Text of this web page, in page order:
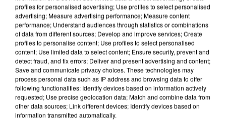
APRÈS TOUTES CES CANICULES, LES REFUGES
DE FAUNE SAUVAGE SONT...
profiles for personalised advertising; Use profiles to select personalised
advertising; Measure advertising performance; Measure content
performance; Understand audiences through statistics or combinations
of data from different sources; Develop and improve services; Create
profiles to personalise content; Use profiles to select personalised
content; Use limited data to select content; Ensure security, prevent and
detect fraud, and fix errors; Deliver and present advertising and content;
Save and communicate privacy choices. These technologies may
process personal data such as IP address and browsing data to offer
following functionalities: Identify devices based on information actively
requested; Use precise geolocation data; Match and combine data from
other data sources; Link different devices; Identify devices based on
information transmitted automatically.